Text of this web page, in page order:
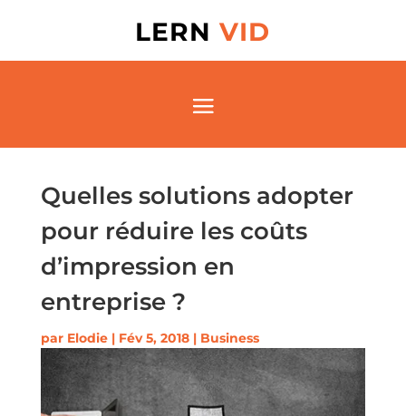
LERNVID
Quelles solutions adopter
pour réduire les coûts
d’impression en
entreprise ?
par Elodie| Fév 5, 2018| Business